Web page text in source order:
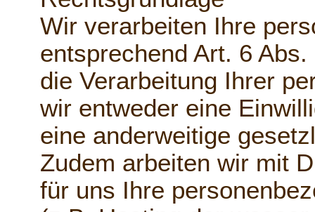
Wir verarbeiten Ihre
entsprechend Art. 6
die Verarbeitung Ihrer
wir entweder eine
eine anderweitige
Zudem arbeiten wir mit
für uns Ihre